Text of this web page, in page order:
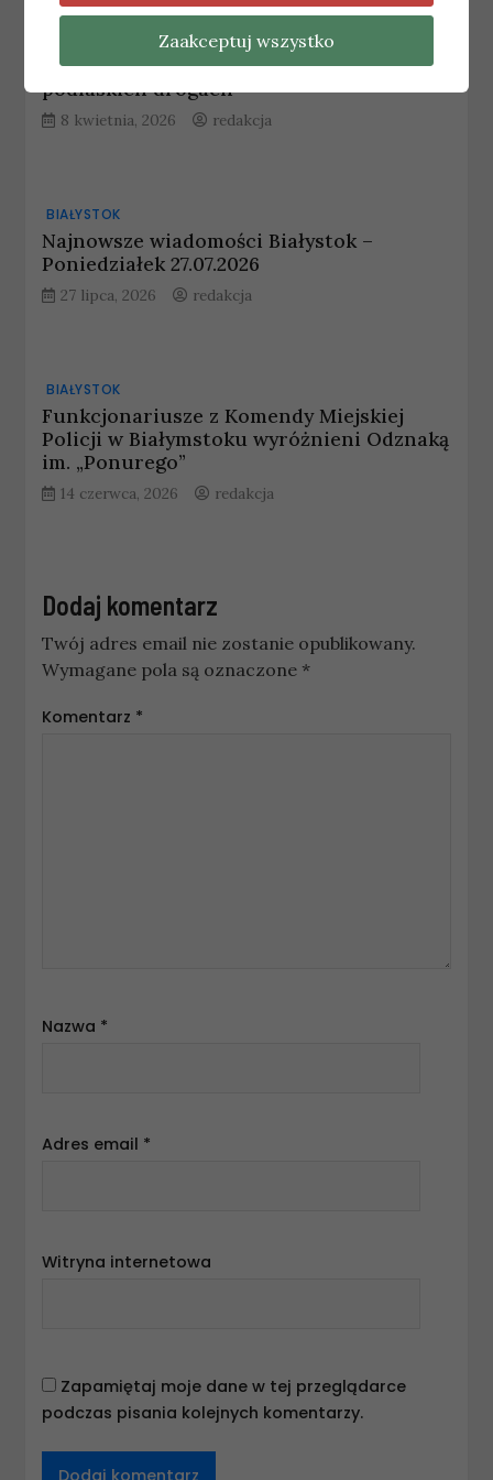
Podsumowanie kontroli trzeźwości na
podlaskich drogach
8 kwietnia, 2026 redakcja
BIAŁYSTOK
Najnowsze wiadomości Białystok –
Poniedziałek 27.07.2026
27 lipca, 2026 redakcja
BIAŁYSTOK
Funkcjonariusze z Komendy Miejskiej
Policji w Białymstoku wyróżnieni Odznaką
im. „Ponurego”
14 czerwca, 2026 redakcja
Dodaj komentarz
Twój adres email nie zostanie opublikowany.
Wymagane pola są oznaczone *
Komentarz *
Nazwa *
Adres email *
Witryna internetowa
Zapamiętaj moje dane w tej przeglądarce
podczas pisania kolejnych komentarzy.
Zaakceptuj wszystko